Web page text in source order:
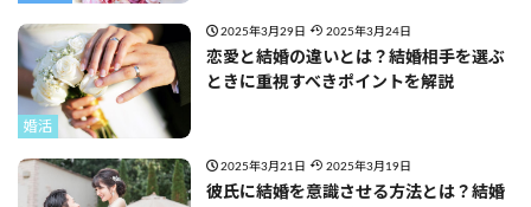
婚活
2025年3月29日 2025年3月24日
恋愛と結婚の違いとは？結婚相手を選ぶ
ときに重視すべきポイントを解説
2025年3月21日 2025年3月19日
彼氏に結婚を意識させる方法とは？結婚